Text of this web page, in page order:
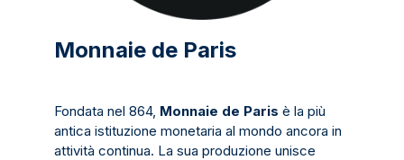
Monnaie de Paris
Fondata nel 864, Monnaie de Paris è la più
antica istituzione monetaria al mondo ancora in
attività continua. La sua produzione unisce